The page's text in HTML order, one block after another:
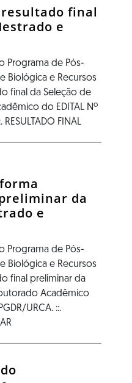
resultado final
e
Programa de Pós-
Biológica e Recursos
final da Seleção de
do EDITAL Nº
FINAL
da
e
Programa de Pós-
Biológica e Recursos
final preliminar da
Acadêmico
URCA. ::.